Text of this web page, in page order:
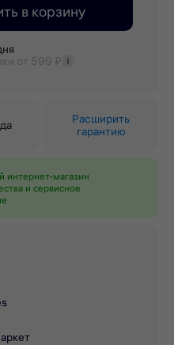
в корзину
от 599 ₽
Расширить
гарантию
интернет-магазин
и сервисное